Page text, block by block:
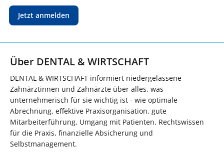
Jetzt anmelden
Über DENTAL & WIRTSCHAFT
DENTAL & WIRTSCHAFT informiert niedergelassene
Zahnärztinnen und Zahnärzte über alles, was
unternehmerisch für sie wichtig ist - wie optimale
Abrechnung, effektive Praxisorganisation, gute
Mitarbeiterführung, Umgang mit Patienten, Rechtswissen
für die Praxis, finanzielle Absicherung und
Selbstmanagement.